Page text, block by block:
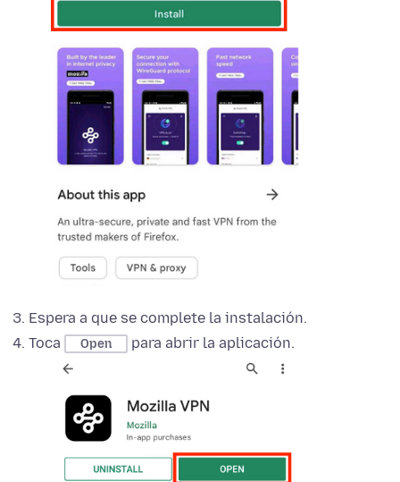
Espera a que se complete la instalación.
Toca
Open para abrir la aplicación.